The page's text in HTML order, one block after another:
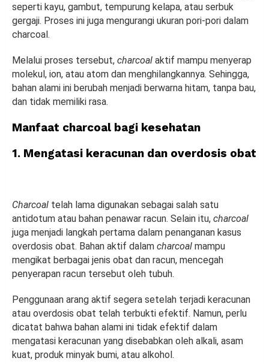
seperti kayu, gambut, tempurung kelapa, atau serbuk
gergaji. Proses ini juga mengurangi ukuran pori-pori dalam
charcoal.
Melalui proses tersebut, charcoal aktif mampu menyerap
molekul, ion, atau atom dan menghilangkannya. Sehingga,
bahan alami ini berubah menjadi berwarna hitam, tanpa bau,
dan tidak memiliki rasa.
Manfaat charcoal bagi kesehatan
1. Mengatasi keracunan dan overdosis obat
Charcoal telah lama digunakan sebagai salah satu
antidotum atau bahan penawar racun. Selain itu, charcoal
juga menjadi langkah pertama dalam penanganan kasus
overdosis obat. Bahan aktif dalam charcoal mampu
mengikat berbagai jenis obat dan racun, mencegah
penyerapan racun tersebut oleh tubuh.
Penggunaan arang aktif segera setelah terjadi keracunan
atau overdosis obat telah terbukti efektif. Namun, perlu
dicatat bahwa bahan alami ini tidak efektif dalam
mengatasi keracunan yang disebabkan oleh alkali, asam
kuat, produk minyak bumi, atau alkohol.